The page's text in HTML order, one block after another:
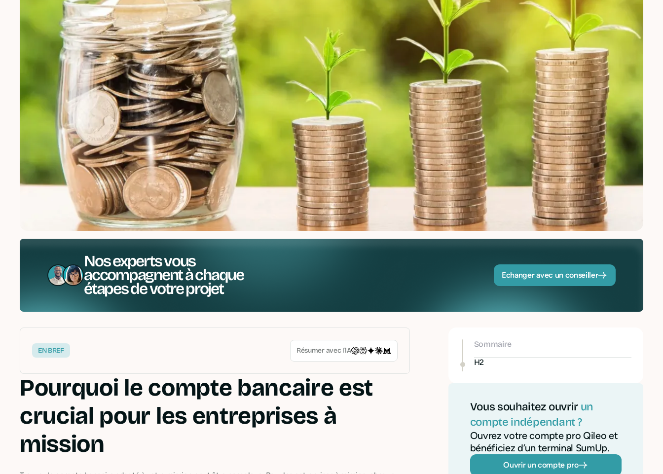
Nos experts vous
accompagnent à chaque
étapes de votre projet
Echanger avec un conseiller
EN BREF Résumer avec l’IA
Pourquoi le compte bancaire est
crucial pour les entreprises à
mission
Sommaire
H2
Vous souhaitez ouvrir un
compte indépendant ?
Ouvrez votre compte pro Qileo et
bénéficiez d’un terminal SumUp.
Ouvrir un compte pro